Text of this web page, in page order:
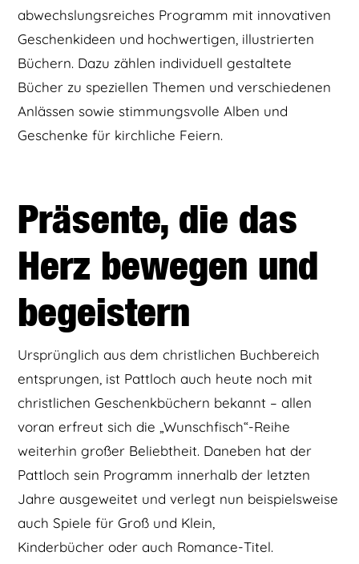
abwechslungsreiches Programm mit innovativen
Geschenkideen und hochwertigen, illustrierten
Büchern. Dazu zählen individuell gestaltete
Bücher zu speziellen Themen und verschiedenen
Anlässen sowie stimmungsvolle Alben und
Geschenke für kirchliche Feiern.
Präsente, die das
Herz bewegen und
begeistern
Ursprünglich aus dem christlichen Buchbereich
entsprungen, ist Pattloch auch heute noch mit
christlichen Geschenkbüchern bekannt – allen
voran erfreut sich die „Wunschfisch“-Reihe
weiterhin großer Beliebtheit. Daneben hat der
Pattloch sein Programm innerhalb der letzten
Jahre ausgeweitet und verlegt nun beispielsweise
auch Spiele für Groß und Klein,
Kinderbücher oder auch Romance-Titel.